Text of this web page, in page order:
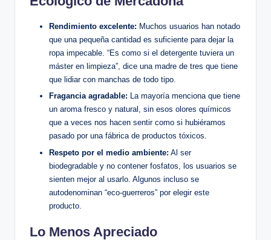
Rendimiento excelente: Muchos usuarios han notado
que una pequeña cantidad es suficiente para dejar la
ropa impecable. “Es como si el detergente tuviera un
máster en limpieza”, dice una madre de tres que tiene
que lidiar con manchas de todo tipo.
Fragancia agradable: La mayoría menciona que tiene
un aroma fresco y natural, sin esos olores químicos
que a veces nos hacen sentir como si hubiéramos
pasado por una fábrica de productos tóxicos.
Respeto por el medio ambiente: Al ser
biodegradable y no contener fosfatos, los usuarios se
sienten mejor al usarlo. Algunos incluso se
autodenominan “eco-guerreros” por elegir este
producto.
Lo Menos Apreciado